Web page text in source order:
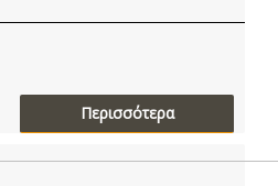
Περισσότερα